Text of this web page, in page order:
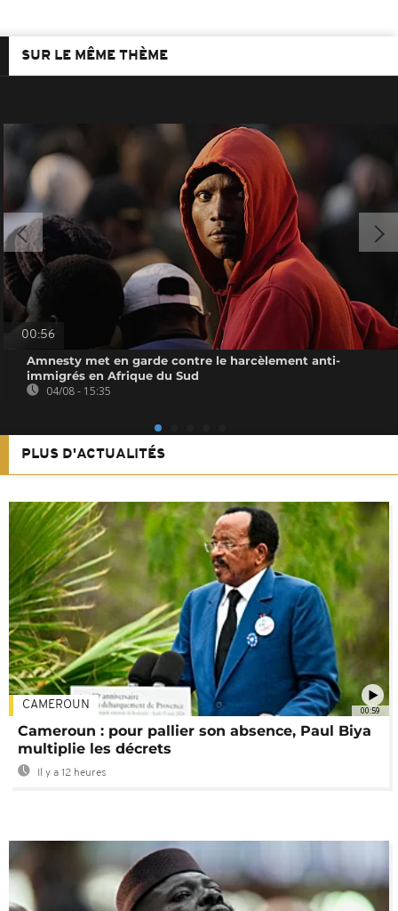
SUR LE MÊME THÈME
00:56
Amnesty met en garde contre le harcèlement anti-
immigrés en Afrique du Sud
04/08 - 15:35
PLUS D'ACTUALITÉS
00:59
CAMEROUN
Cameroun : pour pallier son absence, Paul Biya
multiplie les décrets
Il y a 12 heures